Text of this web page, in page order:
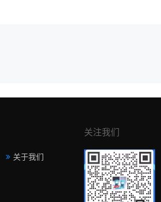
关于我们
关注我们